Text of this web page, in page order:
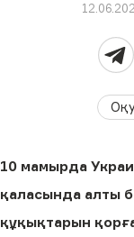
10 мамырда
қаласында алты
құқықтарын